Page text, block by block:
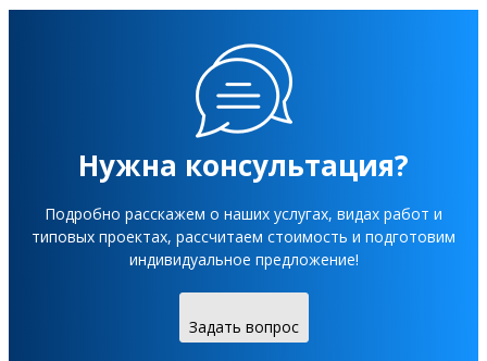
Нужна консультация?
Подробно расскажем о наших услугах, видах работ и
типовых проектах, рассчитаем стоимость и подготовим
индивидуальное предложение!
Задать вопрос